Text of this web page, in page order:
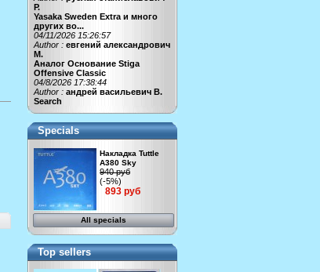
Р.
Yasaka Sweden Extra и много
других во...
04/11/2026 15:26:57
Author : евгений александрович
М.
Аналог Основание Stiga
Offensive Classic
04/8/2026 17:38:44
Author : андрей васильевич В.
Search
Specials
Накладка Tuttle
A380 Sky
940 руб
(-5%)
893 руб
All specials
Top sellers